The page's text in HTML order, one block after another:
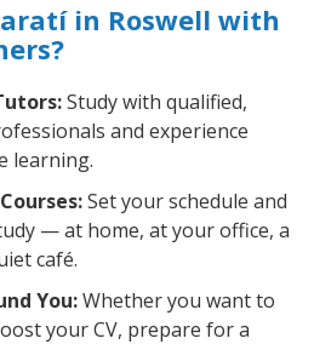
in Roswell with
Study with qualified,
and experience
learning.
Set your schedule and
— at home, at your office, a
café.
You:Whether you want to
your CV, prepare for a